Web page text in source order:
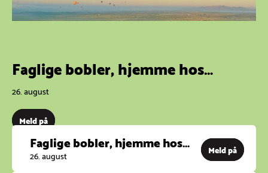
Faglige bobler, hjemme hos…
26. august
Meld på
Faglige bobler, hjemme hos…
26. august Meld på